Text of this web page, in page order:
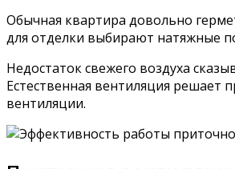
Обычная квартира довольно
для отделки выбирают натяжные
Недостаток свежего воздуха
Естественная вентиляция решает
вентиляции.